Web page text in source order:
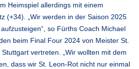
Heimspiel allerdings mit einem
(+34). „Wir werden in der Saison 2025
so Fürths Coach Michael
beim Final Four 2024 von Meister St.
vertreten. „Wir wollten mit dem
dass wir St. Leon-Rot nicht nur einmal